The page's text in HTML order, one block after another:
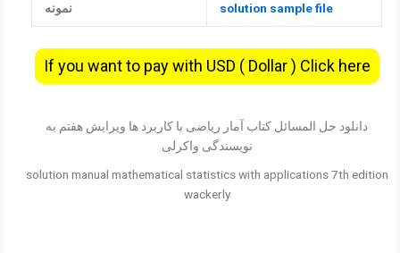
solution sample file نمونه
If you want to pay with USD ( Dollar ) Click here
دانلود حل المسائل کتاب آمار ریاضی با کاربرد ها ویرایش هفتم به
نویسندگی واکرلی
solution manual mathematical statistics with applications 7th edition
wackerly